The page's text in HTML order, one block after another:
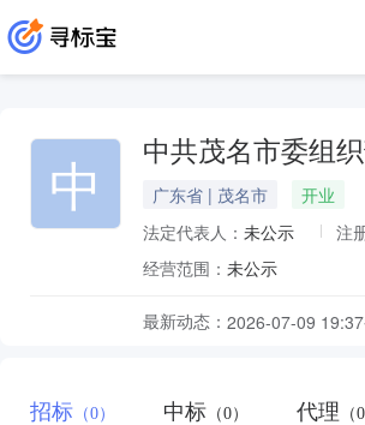
中 中共茂名市委组
广东省 | 茂名市
开业
法定代表人： 未公示 注
经营范围： 未公示
最新动态： 2026-07-09 19:37
招标 （0） 中标 （0） 代理 （